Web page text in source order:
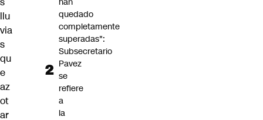
llu
via
s
qu
e
az
ot
ar
quedado
completamente
superadas":
Subsecretario
Pavez
se
refiere
a
la